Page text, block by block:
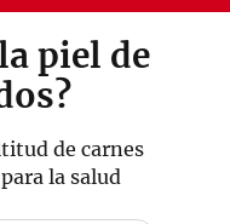
piel de
de carnes
la salud